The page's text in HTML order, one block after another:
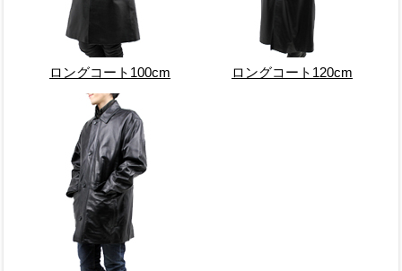
ロングコート100cm ロングコート120cm